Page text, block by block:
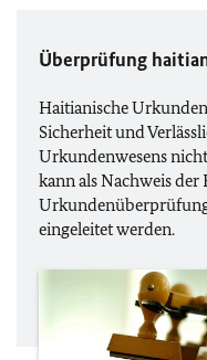
Überprüfung
Haitianische
Sicherheit und
Urkundenwesens
kann als Nachweis
eingeleitet werden.